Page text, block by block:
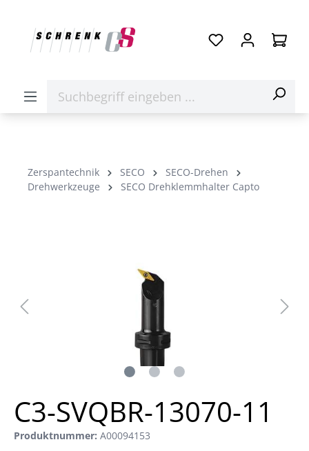
Zerspantechnik SECO
SECO-Drehen
Drehwerkzeuge
SECO Drehklemmhalter Capto
C3-SVQBR-13070-11
Produktnummer: A00094153